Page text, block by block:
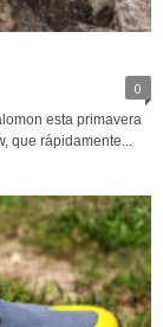
0
esta primavera
que rápidamente...